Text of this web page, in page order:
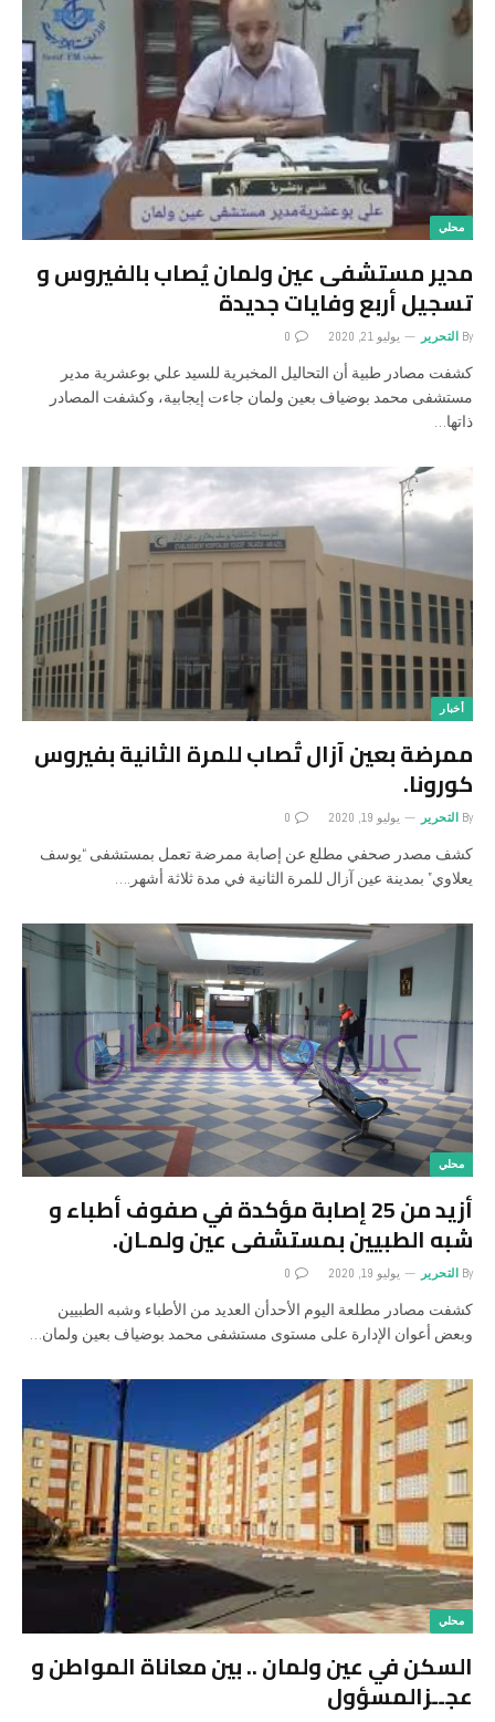
محلي
مدير مستشفى عين ولمان يُصاب بالفيروس و
تسجيل أربع وفايات جديدة
By التحرير يوليو 21, 2020 0
كشفت مصادر طبية أن التحاليل المخبرية للسيد علي بوعشرية مدير
مستشفى محمد بوضياف بعين ولمان جاءت إيجابية، وكشفت المصادر
ذاتها…
أخبار
ممرضة بعين آزال تُصاب للمرة الثانية بفيروس
كورونا.
By التحرير يوليو 19, 2020 0
كشف مصدر صحفي مطلع عن إصابة ممرضة تعمل بمستشفى “يوسف
يعلاوي” بمدينة عين آزال للمرة الثانية في مدة ثلاثة أشهر.…
محلي
أزيد من 25 إصابة مؤكدة في صفوف أطباء و
شبه الطبيين بمستشفى عين ولمـان.
By التحرير يوليو 19, 2020 0
كشفت مصادر مطلعة اليوم اﻷحدأن العديد من اﻷطباء وشبه الطبيين
وبعض أعوان اﻹدارة على مستوى مستشفى محمد بوضياف بعين ولمان…
محلي
السكن في عين ولمان .. بين معاناة المواطن و
عجــزالمسؤول